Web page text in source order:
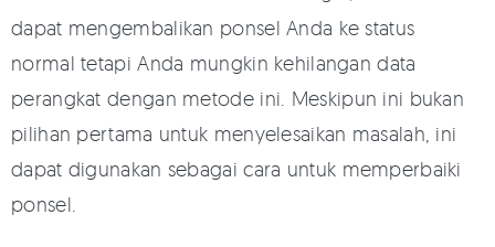
dapat mengembalikan ponsel Anda ke status
normal tetapi Anda mungkin kehilangan data
perangkat dengan metode ini. Meskipun ini bukan
pilihan pertama untuk menyelesaikan masalah, ini
dapat digunakan sebagai cara untuk memperbaiki
ponsel.